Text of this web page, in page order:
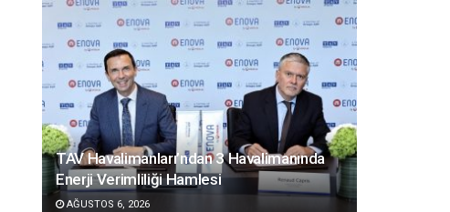
TAV Havalimanları’ndan 3 Havalimanında
Enerji Verimliliği Hamlesi
AĞUSTOS 6, 2026